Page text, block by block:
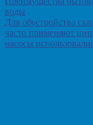
воды
Для обустройства
часто применяют
насосы